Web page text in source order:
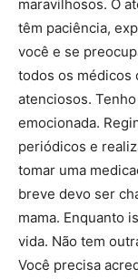
maravilhosos. O
têm paciência,
você e se
todos os médicos
atenciosos.
emocionada.
periódicos e
tomar uma
breve devo ser
mama. Enquanto
vida. Não tem
Você precisa